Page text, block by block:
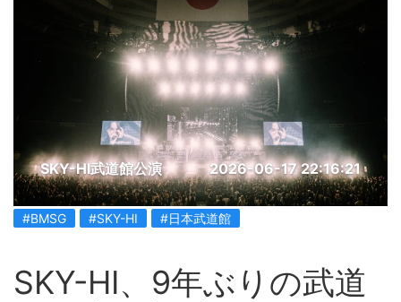
SKY-HI武道館公演 2026-06-17 22:16:21
#BMSG #SKY-HI #日本武道館
SKY-HI、9年ぶりの武道